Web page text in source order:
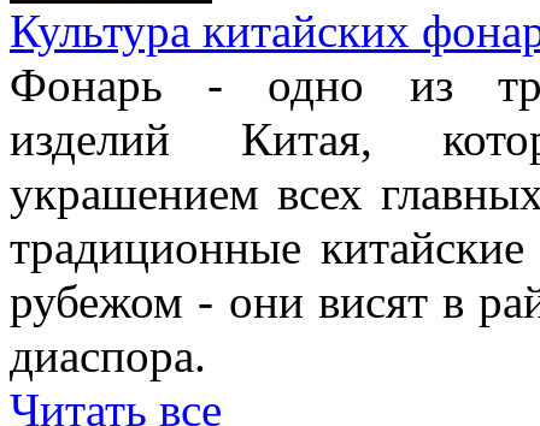
Культура китайских
Фонарь - одно из
изделий Китая,
украшением всех
традиционные
рубежом - они висят в
диаспора.
Читать все